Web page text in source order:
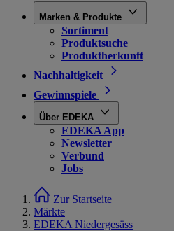
Marken & Produkte
Sortiment
Produktsuche
Produktherkunft
Nachhaltigkeit
Gewinnspiele
Über EDEKA
EDEKA App
Newsletter
Verbund
Jobs
Zur Startseite
Märkte
EDEKA Niedergesäss